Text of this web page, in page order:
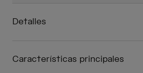
Detalles
Características principales